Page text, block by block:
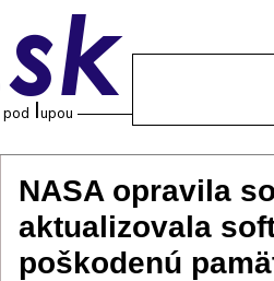
NASA opravila
aktualizovala
poškodenú